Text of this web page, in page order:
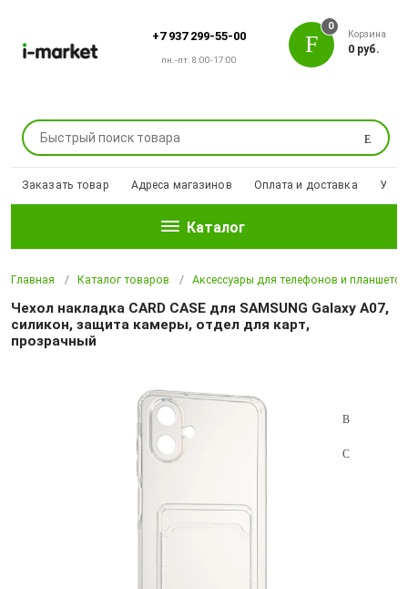
+7 937 299-55-00
пн.-пт. 8:00-17:00
Поиск
0
Корзина
0 руб.
Заказать товар Адреса магазинов Оплата и доставка
Каталог
Главная Каталог товаров Аксессуары для телефонов и планшетов
Чехол накладка CARD CASE для SAMSUNG Galaxy A07,
силикон, защита камеры, отдел для карт,
прозрачный